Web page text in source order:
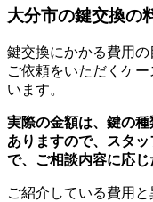
大分市の鍵交換の
鍵交換にかかる費用
ご依頼をいただくケ
います。
実際の金額は、鍵の
ありますので、スタ
で、ご相談内容に応じ
ご紹介している費用